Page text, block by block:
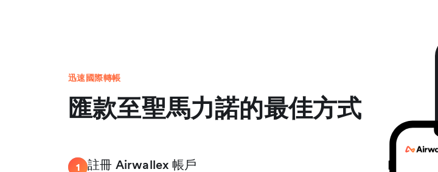
迅速國際轉帳
匯款至聖馬力諾的最佳方式
1 註冊 Airwallex 帳戶